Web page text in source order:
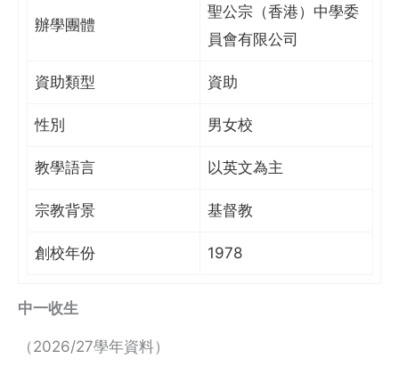
辦學團體
聖公宗（香港）中學委
員會有限公司
資助類型 資助
性別 男女校
教學語言 以英文為主
宗教背景 基督教
創校年份 1978
中一收生
（2026/27學年資料）